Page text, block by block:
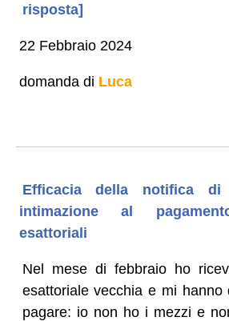
risposta]
22 Febbraio 2024
domanda di Luca
Efficacia della notifica
intimazione al
esattoriali
Nel mese di febbraio ho
esattoriale vecchia e mi hanno
pagare: io non ho i mezzi e